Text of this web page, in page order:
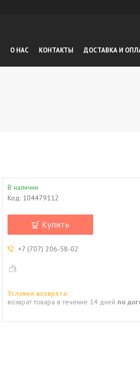
О НАС КОНТАКТЫ ДОСТАВКА И
В наличии
Код: 104479112
Купить
+7 (707) 206-58-02
возврат товара в течение 14 дней по